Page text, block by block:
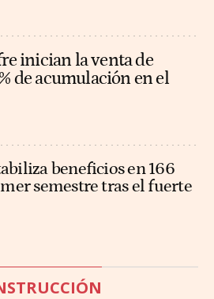
inician la venta de
de acumulación en el
beneficios en 166
semestre tras el fuerte